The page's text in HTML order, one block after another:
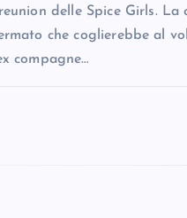
delle Spice Girls.
che coglierebbe al
compagne…